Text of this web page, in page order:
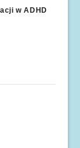
w ADHD